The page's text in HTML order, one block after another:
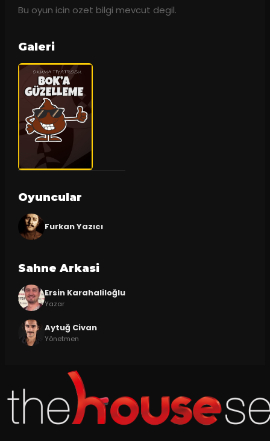
Bu oyun icin ozet bilgi mevcut degil.
Galeri
Oyuncular
Furkan Yazıcı
Sahne Arkasi
Ersin Karahaliloğlu
Yazar
Aytuğ Civan
Yönetmen